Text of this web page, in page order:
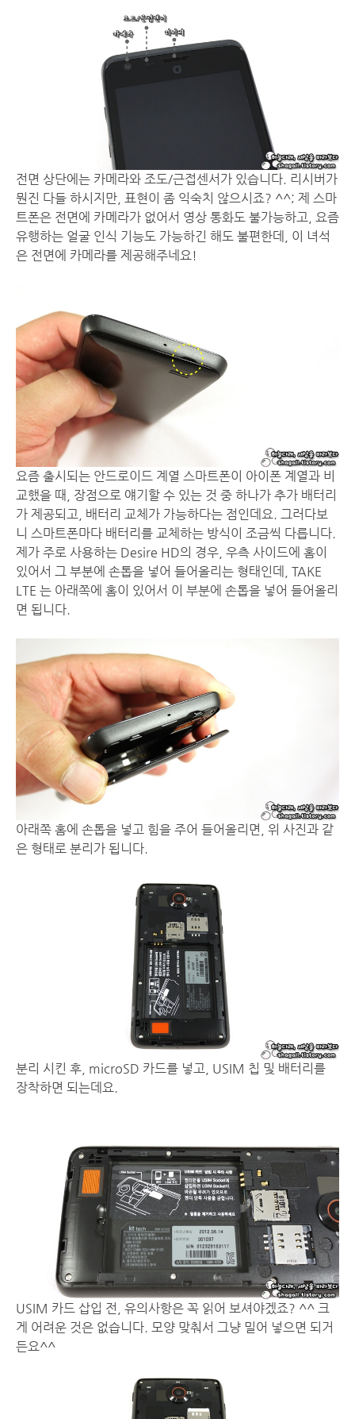
전면 상단에는 카메라와 조도/근접센서가 있습니다. 리시버가
뭔진 다들 하시지만, 표현이 좀 익숙치 않으시죠? ^^; 제 스마
트폰은 전면에 카메라가 없어서 영상 통화도 불가능하고, 요즘
유행하는 얼굴 인식 기능도 가능하긴 해도 불편한데, 이 녀석
은 전면에 카메라를 제공해주네요!
요즘 출시되는 안드로이드 계열 스마트폰이 아이폰 계열과 비
교했을 때, 장점으로 얘기할 수 있는 것 중 하나가 추가 배터리
가 제공되고, 배터리 교체가 가능하다는 점인데요. 그러다보
니 스마트폰마다 배터리를 교체하는 방식이 조금씩 다릅니다.
제가 주로 사용하는 Desire HD의 경우, 우측 사이드에 홈이
있어서 그 부분에 손톱을 넣어 들어올리는 형태인데, TAKE
LTE 는 아래쪽에 홈이 있어서 이 부분에 손톱을 넣어 들어올리
면 됩니다.
아래쪽 홈에 손톱을 넣고 힘을 주어 들어올리면, 위 사진과 같
은 형태로 분리가 됩니다.
분리 시킨 후, microSD 카드를 넣고, USIM 칩 및 배터리를
장착하면 되는데요.
USIM 카드 삽입 전, 유의사항은 꼭 읽어 보셔야겠죠? ^^ 크
게 어려운 것은 없습니다. 모양 맞춰서 그냥 밀어 넣으면 되거
든요^^